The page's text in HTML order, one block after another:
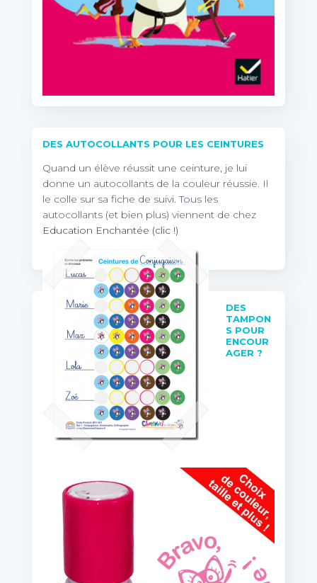
DES AUTOCOLLANTS POUR LES CEINTURES
Quand un élève réussit une ceinture, je lui
donne un autocollants de la couleur réussie. Il
le colle sur sa fiche de suivi. Tous les
autocollants (et bien plus) viennent de chez
Education Enchantée (clic !)
DES
TAMPON
S POUR
ENCOUR
AGER ?